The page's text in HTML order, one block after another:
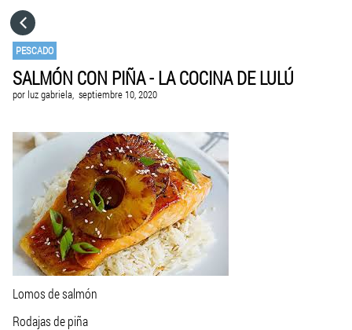
PESCADO
SALMÓN CON PIÑA - LA COCINA DE LULÚ
por luz gabriela, septiembre 10, 2020
Lomos de salmón
Rodajas de piña
CATEGORÍAS
IR A
VISITA EL SITIO WEB